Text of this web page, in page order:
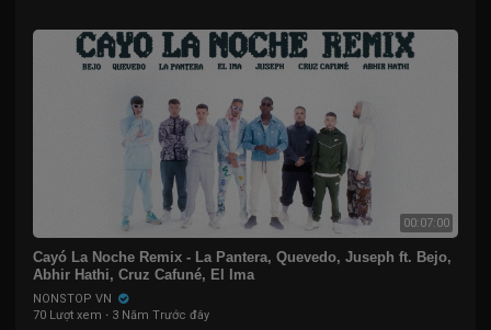
00:07:00
Cayó La Noche Remix - La Pantera, Quevedo, Juseph ft. Bejo,
Abhir Hathi, Cruz Cafuné, El Ima
NONSTOP VN
70 Lượt xem · 3 Năm Trước đây